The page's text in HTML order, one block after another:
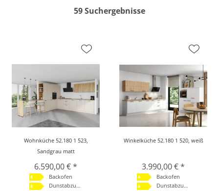
59 Suchergebnisse
Wohnküche 52.180 1 523,
Sandgrau matt
6.590,00 € *
Backofen
Dunstabzugshaube
Winkelküche 52.180 1 520, weiß
3.990,00 € *
Backofen
Dunstabzugshaube